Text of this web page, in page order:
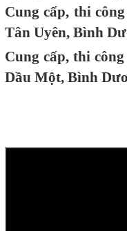
Cung cấp, thi
Tân Uyên, Bình
Cung cấp, thi
Dầu Một, Bình